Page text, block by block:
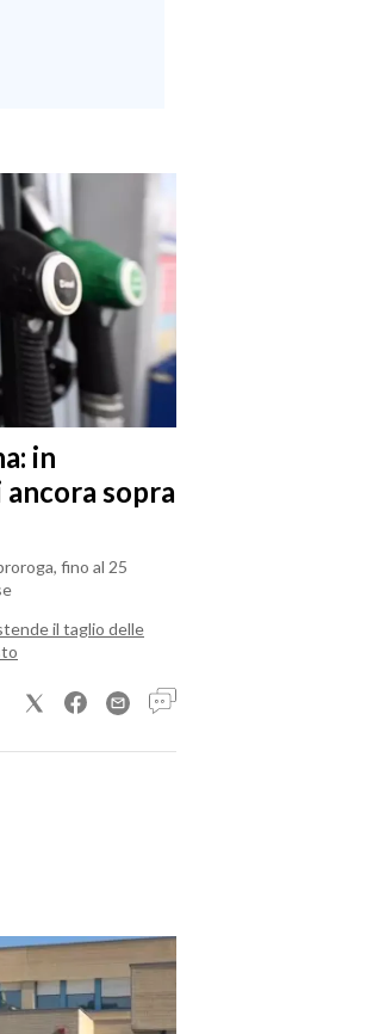
in
sopra
fino al 25
il taglio delle